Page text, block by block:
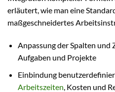
erläutert, wie man eine
maßgeschneidertes
Anpassung der Spalten und
Aufgaben und Projekte
Einbindung
Arbeitszeiten , Kosten und